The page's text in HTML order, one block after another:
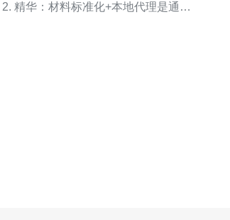
”——先行测试，再正式切换，确保业务